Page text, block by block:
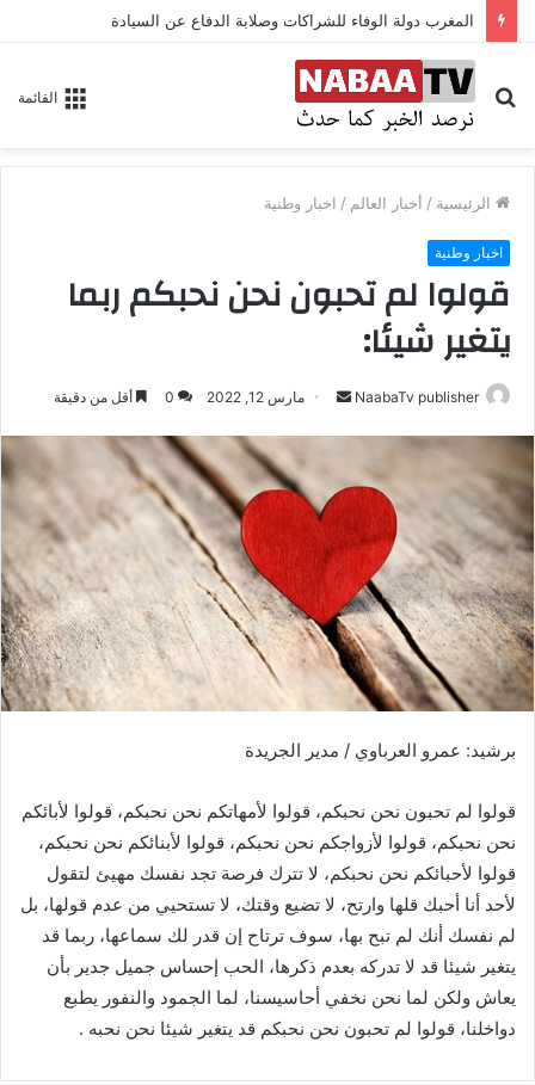
المغرب دولة الوفاء للشراكات وصلابة الدفاع عن السيادة
القائمة
بحث
عن
الرئيسية / أخبار العالم / اخبار وطنية
اخبار وطنية
قولوا لم تحبون نحن نحبكم ربما
يتغير شيئا:
NaabaTv publisher
إ
ك
ا
مارس 12, 2022 0 أقل من دقيقة
برشيد: عمرو العرباوي / مدير الجريدة
قولوا لم تحبون نحن نحبكم، قولوا لأمهاتكم نحن نحبكم، قولوا لأبائكم
نحن نحبكم، قولوا لأزواجكم نحن نحبكم، قولوا لأبنائكم نحن نحبكم،
قولوا لأحبائكم نحن نحبكم، لا تترك فرصة تجد نفسك مهيئ لتقول
لأحد أنا أحبك قلها وارتح، لا تضيع وقتك، لا تستحيي من عدم قولها، بل
لم نفسك أنك لم تبح بها، سوف ترتاح إن قدر لك سماعها، ربما قد
يتغير شيئا قد لا تدركه بعدم ذكرها، الحب إحساس جميل جدير بأن
يعاش ولكن لما نحن نخفي أحاسيسنا، لما الجمود والنفور يطبع
دواخلنا، قولوا لم تحبون نحن نحبكم قد يتغير شيئا نحن نحبه .